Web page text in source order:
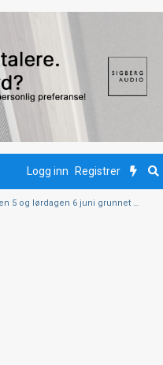
Logg inn Registrer
Norsk Audio Teknikk holder stengt fredagen 5 og lørdagen 6 juni grunnet Wien High-End.